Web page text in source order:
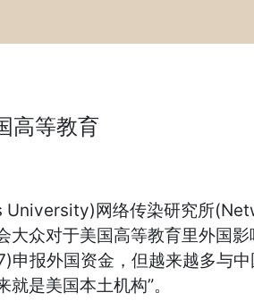
高等教育
University)网络传染研究所
众对于美国高等教育里外国
报外国资金，但越来越多与
是美国本土机构”。